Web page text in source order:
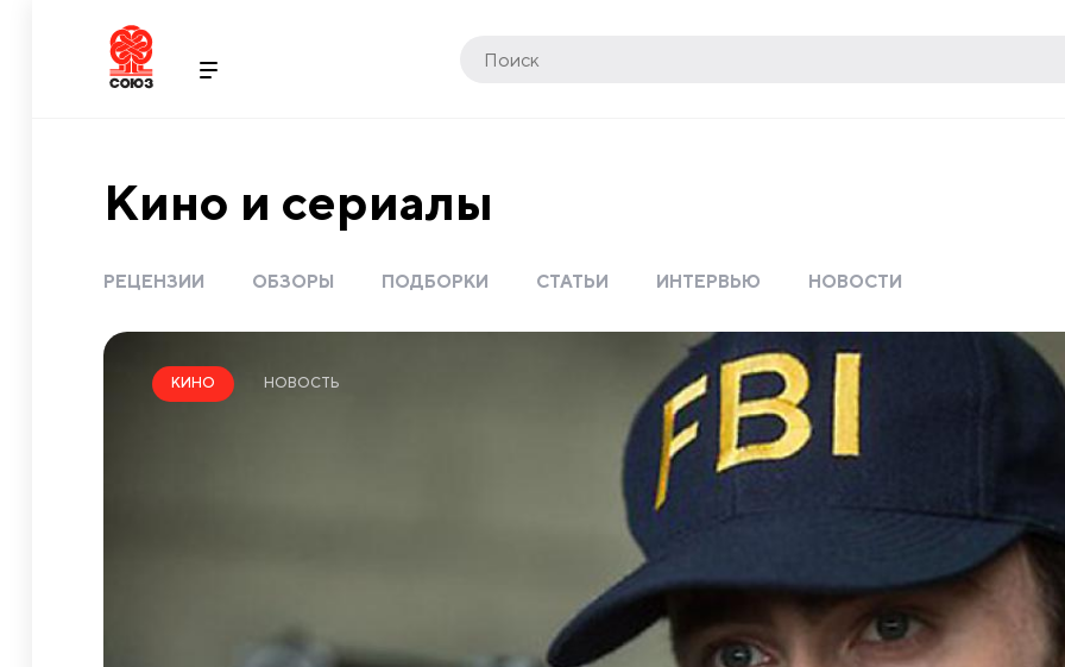
Кино и сериалы
РЕЦЕНЗИИ ОБЗОРЫ ПОДБОРКИ СТАТЬИ ИНТЕРВЬЮ НОВОСТИ
КИНО НОВОСТЬ